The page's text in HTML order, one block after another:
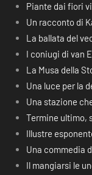
Piante dai fiori
Un racconto di
La ballata del
I coniugi di van
La Musa della
Una luce per la
Una stazione
Termine ultimo,
Illustre
Una commedia
Il mangiarsi le